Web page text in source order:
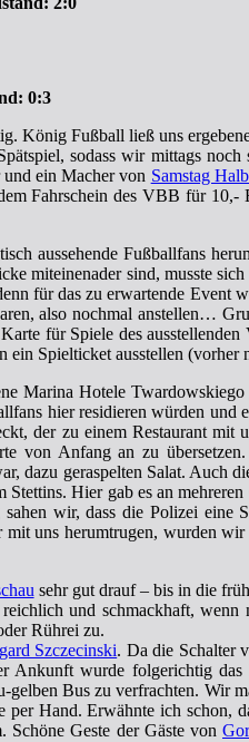
0:3
König Fußball ließ uns
sodass wir mittags
ein Macher von Samstag
Fahrschein des VBB für
aussehende Fußballfans
miteinenader sind, musste
für das zu erwartende Event
also nochmal anstellen…
für Spiele des
Spielticket ausstellen
Marina Hotele
hier residieren würden
der zu einem Restaurant
von Anfang an zu
dazu geraspelten Salat. Auch
Hier gab es an
wir, dass die Polizei
uns herumtrugen, wurden
sehr gut drauf – bis in die
und schmackhaft,
Rührei zu.
Szczecinski. Da die Schalter
Ankunft wurde folgerichtig
Bus zu verfrachten. Wir
per Hand. Erwähnte ich
Geste der Gäste von